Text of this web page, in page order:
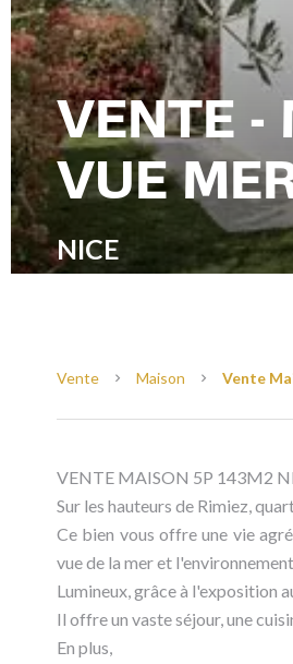
VENTE -
VUE
NICE
Vente Maison Vente
VENTE MAISON 5P 143M2
Sur les hauteurs de Rimiez,
Ce bien vous offre une vie
vue de la mer et
Lumineux, grâce à l'exposition
Il offre un vaste séjour, une
En plus,